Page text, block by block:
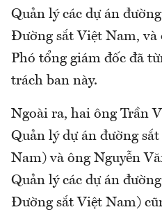
Quản lý các dự án
Đường sắt Việt Nam, và
Phó tổng giám đốc đã
trách ban này.
Ngoài ra, hai ông Trần
Quản lý dự án đường
Nam) và ông Nguyễn
Quản lý các dự án
Đường sắt Việt Nam)